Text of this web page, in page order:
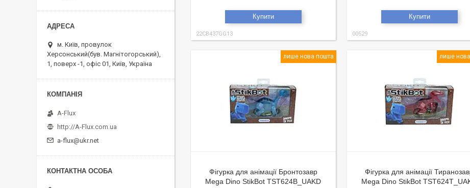
Купити
22CB437GG13
Купити
00529
лише нова пошта
Фігурка для анімації Бронтозавр
Mega Dino StikBot TST624B_UAKD
лише
Фігурка для анімації
Mega Dino StikBot
м. Київ, провулок
Херсонський(був. Магнітогорський),
1, поверх -1, офіс 01, Київ, Україна
A-Flux
http://A-Flux.com.ua
a-flux@ukr.net